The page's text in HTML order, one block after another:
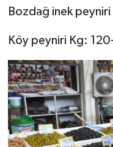
Bozdağ inek
Köy peyniri Kg: